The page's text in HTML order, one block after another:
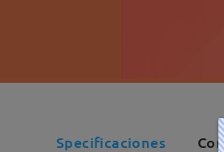
Specificaciones